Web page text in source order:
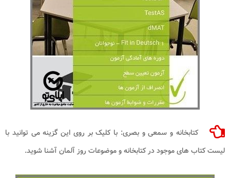
کتابخانه و سمعی و بصری: با کلیک بر روی این گزینه می توانید با
لیست کتاب های موجود در کتابخانه و موضوعات روز آلمان آشنا شوید.